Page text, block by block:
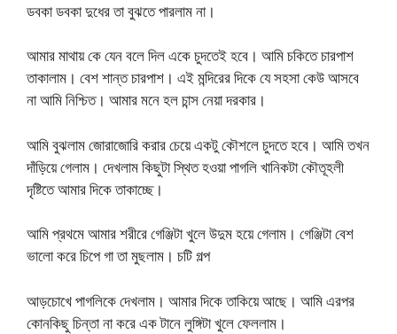
ডবকা ডবকা দুধের তা বুঝতে পারলাম না।
আমার মাথায় কে যেন বলে দিল একে চুদতেই হবে। আমি চকিতে চারপাশ
তাকালাম। বেশ শান্ত চারপাশ। এই মন্দিরের দিকে যে সহসা কেউ আসবে
না আমি নিশ্চিত। আমার মনে হল চান্স নেয়া দরকার।
আমি বুঝলাম জোরাজোরি করার চেয়ে একটু কৌশলে চুদতে হবে। আমি তখন
দাঁড়িয়ে গেলাম। দেখলাম কিছুটা স্থিত হওয়া পাগলি খানিকটা কৌতূহলী
দৃষ্টিতে আমার দিকে তাকাচ্ছে।
আমি প্রথমে আমার শরীরে গেঞ্জিটা খুলে উদুম হয়ে গেলাম। গেঞ্জিটা বেশ
ভালো করে চিপে গা তা মুছলাম। চটি গল্প
আড়চোখে পাগলিকে দেখলাম। আমার দিকে তাকিয়ে আছে। আমি এরপর
কোনকিছু চিন্তা না করে এক টানে লুঙ্গিটা খুলে ফেললাম।